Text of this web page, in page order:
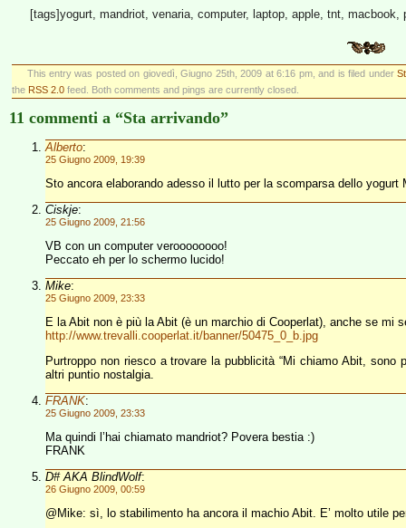
[tags]yogurt, mandriot, venaria, computer, laptop, apple, tnt, macbook,
This entry was posted on giovedì, Giugno 25th, 2009 at 6:16 pm, and is filed under
the RSS 2.0 feed. Both comments and pings are currently closed.
11 commenti a “Sta arrivando”
Alberto:
25 Giugno 2009, 19:39
Sto ancora elaborando adesso il lutto per la scomparsa dello
Ciskje:
25 Giugno 2009, 21:56
VB con un computer veroooooooo!
Peccato eh per lo schermo lucido!
Mike:
25 Giugno 2009, 23:33
E la Abit non è più la Abit (è un marchio di Cooperlat), anche se mi
http://www.trevalli.cooperlat.it/banner/50475_0_b.jpg
Purtroppo non riesco a trovare la pubblicità “Mi chiamo Abit,
altri puntio nostalgia.
FRANK:
25 Giugno 2009, 23:33
Ma quindi l’hai chiamato mandriot? Povera bestia :)
FRANK
D# AKA BlindWolf:
26 Giugno 2009, 00:59
@Mike: sì, lo stabilimento ha ancora il machio Abit. E’ molto utile